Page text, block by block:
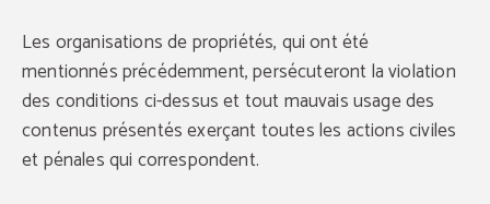
Les organisations de propriétés, qui ont été
mentionnés précédemment, persécuteront la violation
des conditions ci-dessus et tout mauvais usage des
contenus présentés exerçant toutes les actions civiles
et pénales qui correspondent.